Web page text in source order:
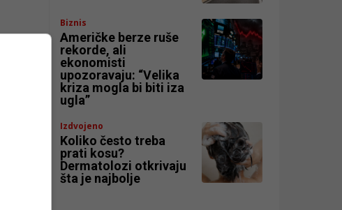
Biznis
Američke berze ruše
rekorde, ali
ekonomisti
upozoravaju: “Velika
kriza mogla bi biti iza
ugla”
Izdvojeno
Koliko često treba
prati kosu?
Dermatolozi otkrivaju
šta je najbolje